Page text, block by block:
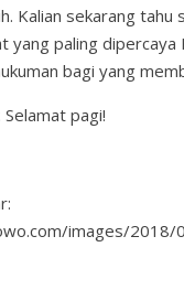
Kalian sekarang tahu
yang paling dipercaya
bagi yang
Selamat pagi!
images/2018/